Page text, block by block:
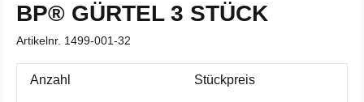
BP® GÜRTEL 3 STÜCK
Artikelnr. 1499-001-32
Anzahl Stückpreis